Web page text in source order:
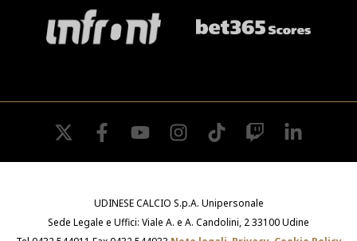
twitter facebookyoutube instagramtiktok twitch
UDINESE CALCIO S.p.A. Unipersonale
Sede Legale e Uffici: Viale A. e A. Candolini, 2 33100 Udine